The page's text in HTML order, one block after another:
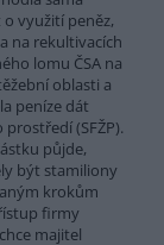
využití peněz,
na rekultivacích
lomu ČSA na
oblasti a
peníze dát
(SFŽP).
půjde,
být stamiliony
krokům
firmy
majitel